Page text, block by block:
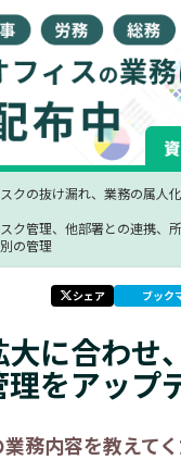
クの抜け漏れ、業務の属人
ク管理、他部署との連携、
の管理
シェア ブック
に合わせ
をアップ
務内容を教えて